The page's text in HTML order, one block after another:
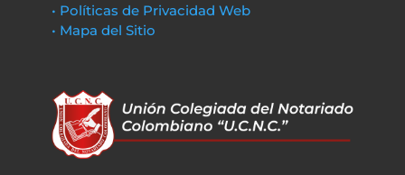
• Políticas de Privacidad Web
• Mapa del Sitio